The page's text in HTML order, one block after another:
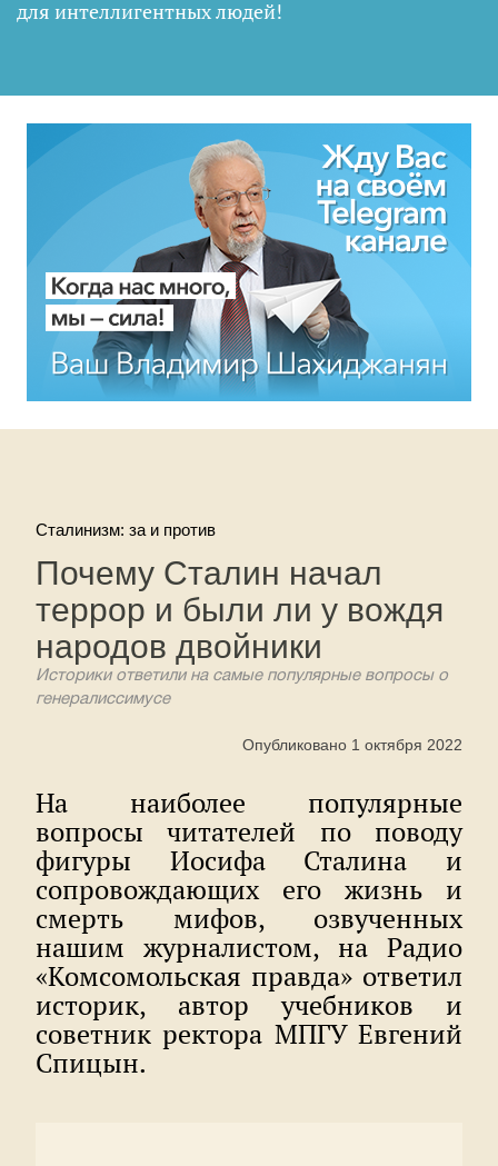
для интеллигентных людей!
Сталинизм: за и против
Почему Сталин начал
террор и были ли у вождя
народов двойники
Историки ответили на самые популярные вопросы о
генералиссимусе
Опубликовано 1 октября 2022
На наиболее популярные
вопросы читателей по поводу
фигуры Иосифа Сталина и
сопровождающих его жизнь и
смерть мифов, озвученных
нашим журналистом, на Радио
«Комсомольская правда» ответил
историк, автор учебников и
советник ректора МПГУ Евгений
Спицын.